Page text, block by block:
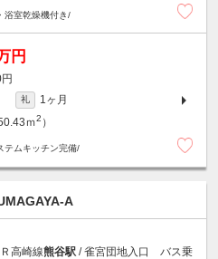
浴室乾燥機付き/
円
礼
1ヶ月
ｍ2 ）
ムキッチン完備/
A
Ｒ高崎線熊谷駅 / 雀宮団地入口 バス乗